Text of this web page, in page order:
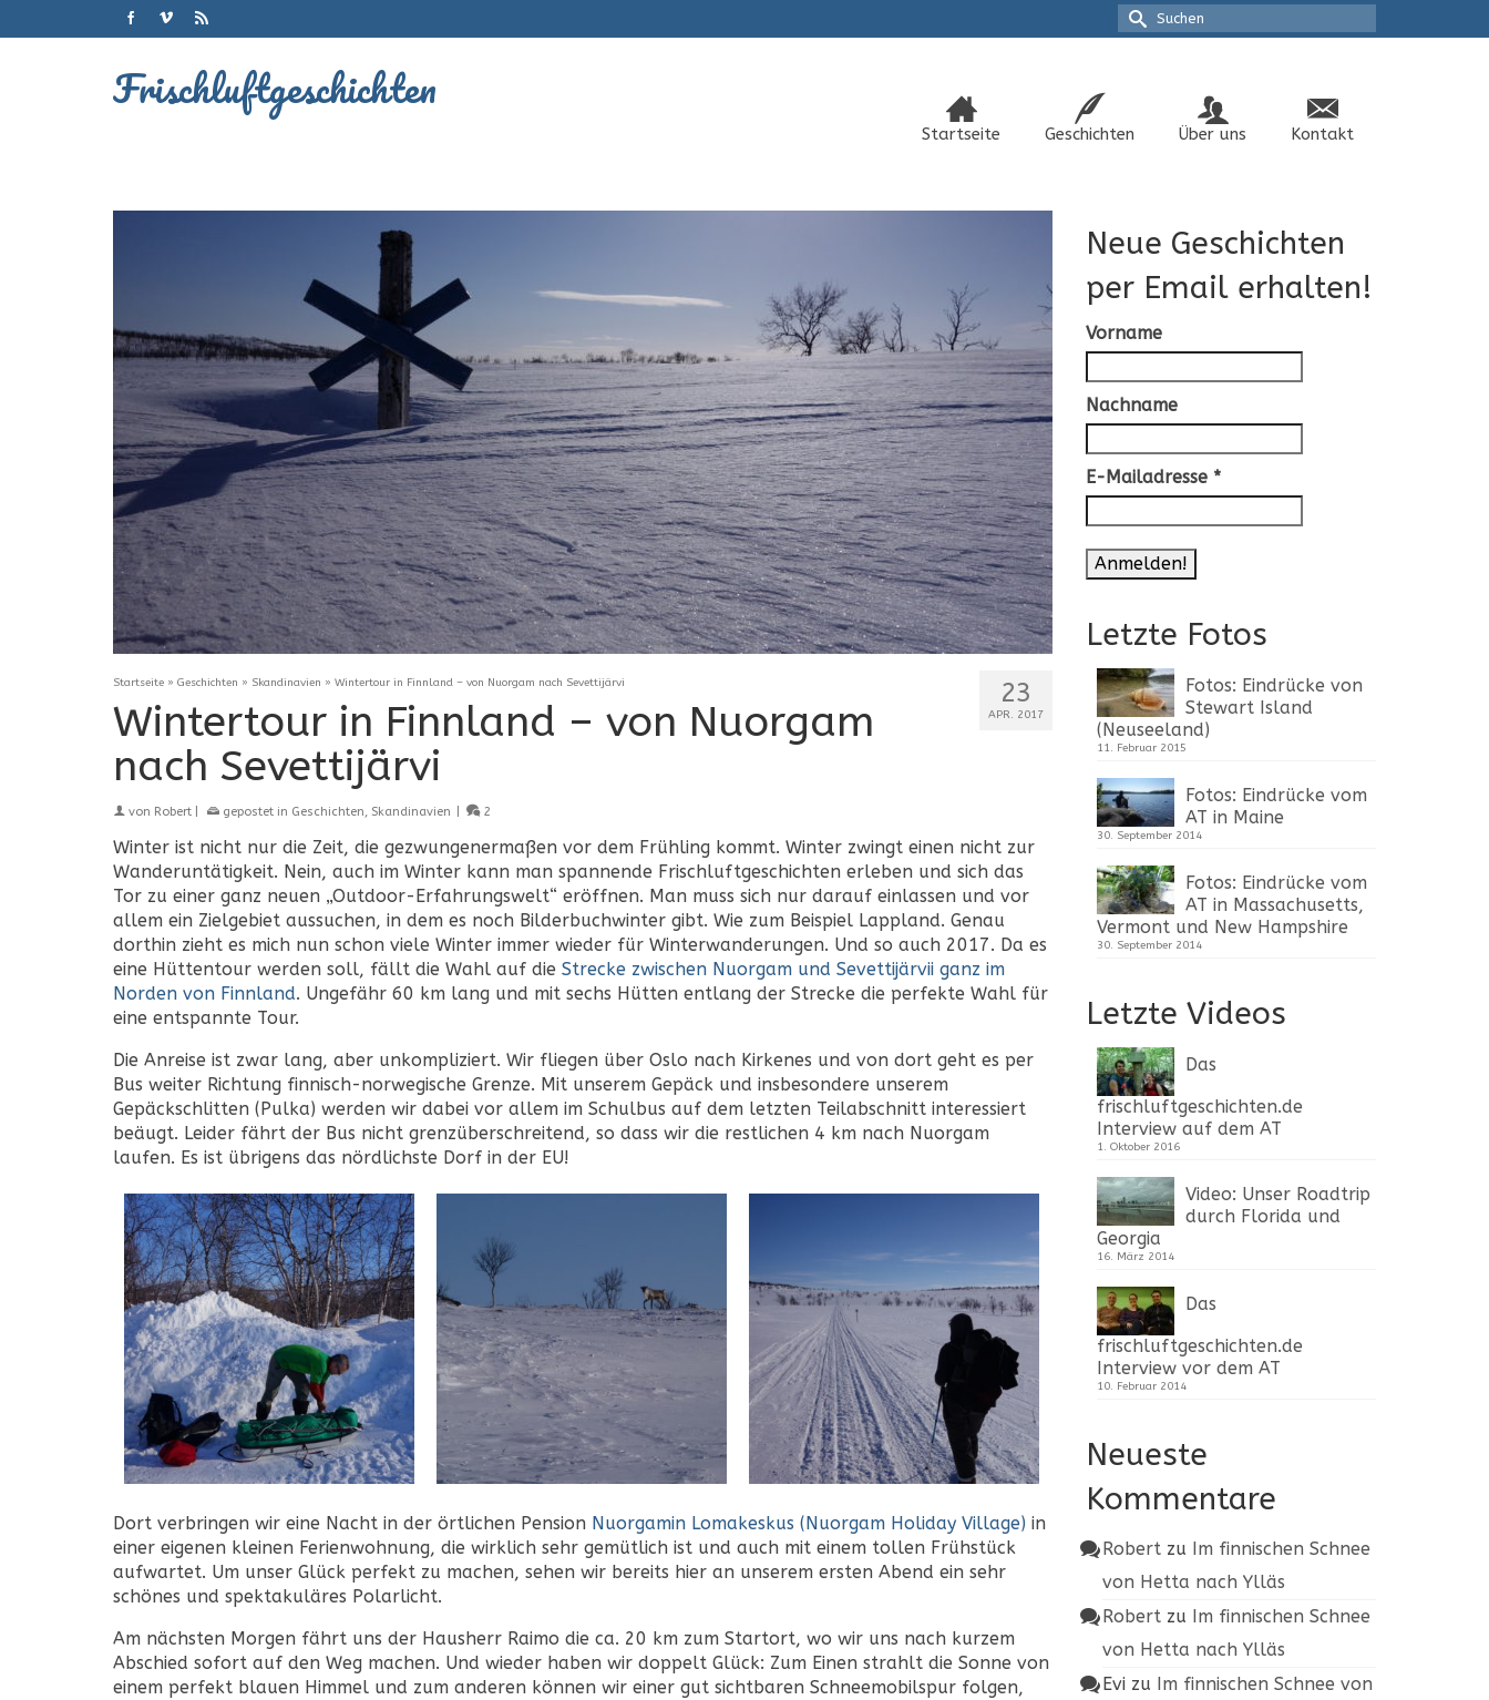
Suche
nach:
Frischluftgeschichten
Startseite Geschichten Über uns Kontakt
23
APR. 2017
Startseite » Geschichten » Skandinavien » Wintertour in Finnland – von Nuorgam nach Sevettijärvi
Wintertour in Finnland – von Nuorgam
nach Sevettijärvi
von Robert gepostet in Geschichten, Skandinavien 2
Winter ist nicht nur die Zeit, die gezwungenermaßen vor dem Frühling kommt. Winter zwingt einen nicht zur
Wanderuntätigkeit. Nein, auch im Winter kann man spannende Frischluftgeschichten erleben und sich das
Tor zu einer ganz neuen „Outdoor-Erfahrungswelt“ eröffnen. Man muss sich nur darauf einlassen und vor
allem ein Zielgebiet aussuchen, in dem es noch Bilderbuchwinter gibt. Wie zum Beispiel Lappland. Genau
dorthin zieht es mich nun schon viele Winter immer wieder für Winterwanderungen. Und so auch 2017. Da es
eine Hüttentour werden soll, fällt die Wahl auf die Strecke zwischen Nuorgam und Sevettijärvii ganz im
Norden von Finnland. Ungefähr 60 km lang und mit sechs Hütten entlang der Strecke die perfekte Wahl für
eine entspannte Tour.
Die Anreise ist zwar lang, aber unkompliziert. Wir fliegen über Oslo nach Kirkenes und von dort geht es per
Bus weiter Richtung finnisch-norwegische Grenze. Mit unserem Gepäck und insbesondere unserem
Gepäckschlitten (Pulka) werden wir dabei vor allem im Schulbus auf dem letzten Teilabschnitt interessiert
beäugt. Leider fährt der Bus nicht grenzüberschreitend, so dass wir die restlichen 4 km nach Nuorgam
laufen. Es ist übrigens das nördlichste Dorf in der EU!
Dort verbringen wir eine Nacht in der örtlichen Pension Nuorgamin Lomakeskus (Nuorgam Holiday Village) in
einer eigenen kleinen Ferienwohnung, die wirklich sehr gemütlich ist und auch mit einem tollen Frühstück
aufwartet. Um unser Glück perfekt zu machen, sehen wir bereits hier an unserem ersten Abend ein sehr
schönes und spektakuläres Polarlicht.
Am nächsten Morgen fährt uns der Hausherr Raimo die ca. 20 km zum Startort, wo wir uns nach kurzem
Abschied sofort auf den Weg machen. Und wieder haben wir doppelt Glück: Zum Einen strahlt die Sonne von
einem perfekt blauen Himmel und zum anderen können wir einer gut sichtbaren Schneemobilspur folgen,
Neue Geschichten
per Email erhalten!
Vorname
Nachname
E-Mailadresse *
Letzte Fotos
Fotos: Eindrücke von
Stewart Island
(Neuseeland)
11. Februar 2015
Fotos: Eindrücke vom
AT in Maine
30. September 2014
Fotos: Eindrücke vom
AT in Massachusetts,
Vermont und New Hampshire
30. September 2014
Letzte Videos
Das
frischluftgeschichten.de
Interview auf dem AT
1. Oktober 2016
Video: Unser Roadtrip
durch Florida und
Georgia
16. März 2014
Das
frischluftgeschichten.de
Interview vor dem AT
10. Februar 2014
Neueste
Kommentare
Robertzu Im finnischen Schnee
von Hetta nach Ylläs
Robertzu Im finnischen Schnee
von Hetta nach Ylläs
Evizu Im finnischen Schnee von